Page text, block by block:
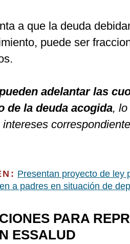
a que la deuda
puede ser
adelantar las
de la deuda acogida,
Presentan proyecto de ley
a padres en situación de
PARA
ESSALUD